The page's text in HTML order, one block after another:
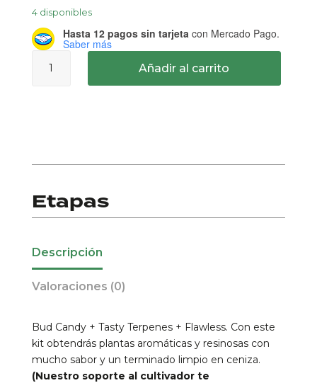
4 disponibles
Hasta 12 pagos sin tarjeta con Mercado Pago.
Saber más
Máximo
Añadir al carrito
Etapas
Descripción
Valoraciones (0)
Bud Candy + Tasty Terpenes + Flawless. Con este
kit obtendrás plantas aromáticas y resinosas con
mucho sabor y un terminado limpio en ceniza.
(Nuestro soporte al cultivador te